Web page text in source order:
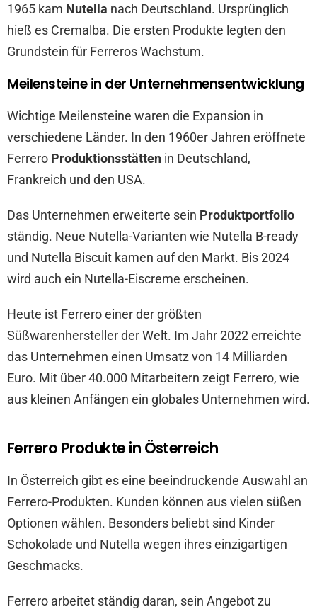
1965 kam Nutella nach Deutschland. Ursprünglich
hieß es Cremalba. Die ersten Produkte legten den
Grundstein für Ferreros Wachstum.
Meilensteine in der Unternehmensentwicklung
Wichtige Meilensteine waren die Expansion in
verschiedene Länder. In den 1960er Jahren eröffnete
Ferrero Produktionsstätten in Deutschland,
Frankreich und den USA.
Das Unternehmen erweiterte sein Produktportfolio
ständig. Neue Nutella-Varianten wie Nutella B-ready
und Nutella Biscuit kamen auf den Markt. Bis 2024
wird auch ein Nutella-Eiscreme erscheinen.
Heute ist Ferrero einer der größten
Süßwarenhersteller der Welt. Im Jahr 2022 erreichte
das Unternehmen einen Umsatz von 14 Milliarden
Euro. Mit über 40.000 Mitarbeitern zeigt Ferrero, wie
aus kleinen Anfängen ein globales Unternehmen wird.
Ferrero Produkte in Österreich
In Österreich gibt es eine beeindruckende Auswahl an
Ferrero-Produkten. Kunden können aus vielen süßen
Optionen wählen. Besonders beliebt sind Kinder
Schokolade und Nutella wegen ihres einzigartigen
Geschmacks.
Ferrero arbeitet ständig daran, sein Angebot zu